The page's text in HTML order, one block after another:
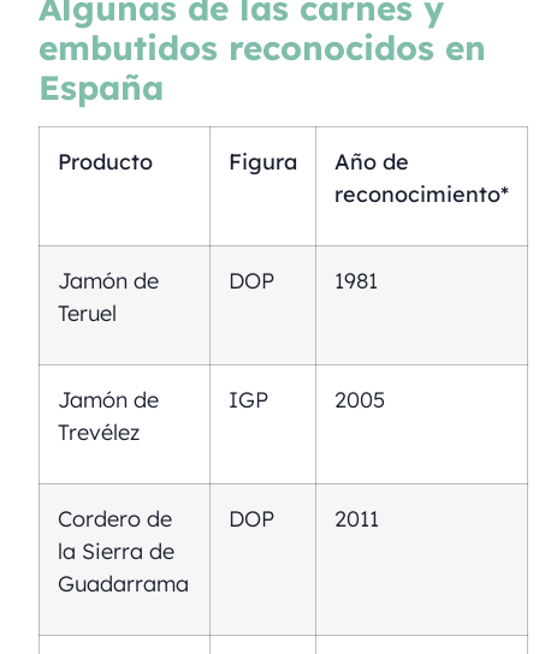
embutidos reconocidos en
España
Producto Figura
Año de
reconocimiento*
Jamón de
Teruel
DOP 1981
Jamón de
Trevélez
IGP 2005
Cordero de
la Sierra de
Guadarrama
DOP 2011